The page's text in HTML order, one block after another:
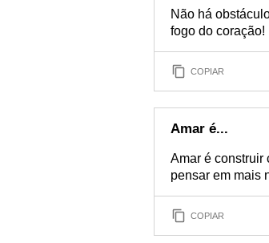
Não há
fogo do coração!
COPIAR
Amar é...
Amar é construir
pensar em mais
COPIAR